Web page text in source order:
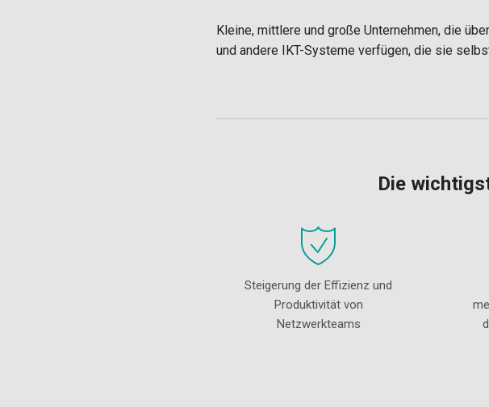
Kleine, mittlere und große Unternehmen, die
und andere IKT-Systeme verfügen, die sie
Die
Steigerung der Effizienz und
Produktivität von
Netzwerkteams